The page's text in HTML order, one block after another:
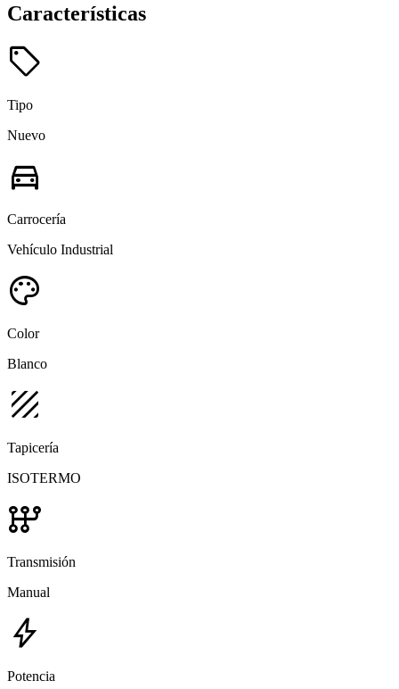
Características
sell
Tipo
Nuevo
directions_car
Carrocería
Vehículo Industrial
palette
Color
Blanco
texture
Tapicería
ISOTERMO
auto_transmission
Transmisión
Manual
bolt
Potencia